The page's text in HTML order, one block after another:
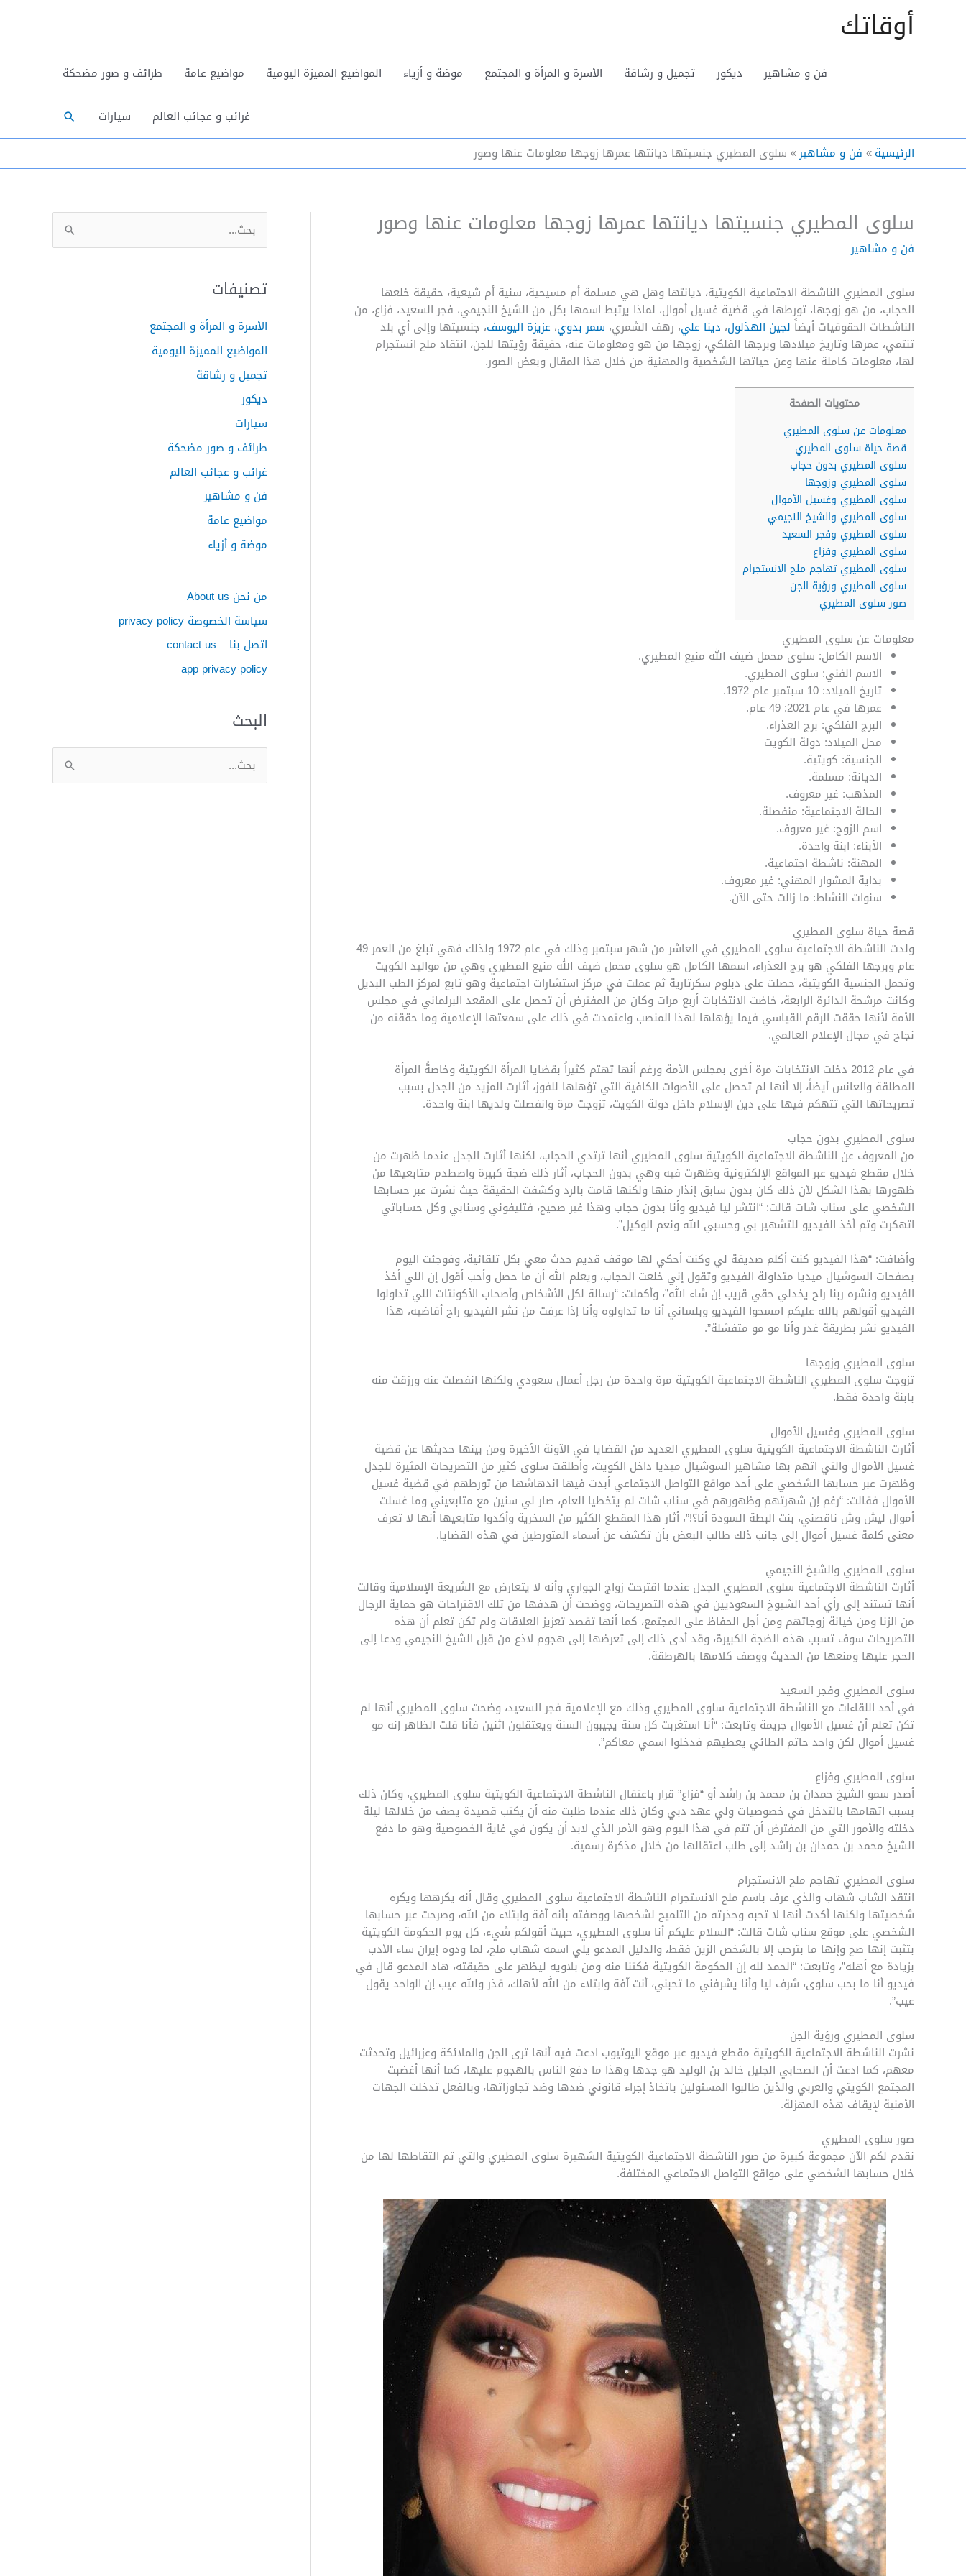
أوقاتك
فن و مشاهير ديكور تجميل و رشاقة الأسرة و المرأة و المجتمع موضة و أزياء المواضيع المميزة اليومية مواضيع عامة طرائف و صور مضحكة
غرائب و عجائب العالم سيارات البحث
الرئيسية فن و مشاهير سلوى المطيري جنسيتها ديانتها عمرها زوجها معلومات عنها وصور
سلوى المطيري جنسيتها ديانتها عمرها زوجها معلومات عنها وصور
فن و مشاهير
سلوى المطيري الناشطة الاجتماعية الكويتية، ديانتها وهل هي مسلمة أم مسيحية، سنية أم شيعية، حقيقة خلعها
الحجاب، من هو زوجها، تورطها في قضية غسيل أموال، لماذا يرتبط اسمها بكل من الشيخ النجيمي، فجر السعيد، فزاع، من
الناشطات الحقوقيات أيضاً لجين الهذلول، دينا علي، رهف الشمري، سمر بدوي، عزيزة اليوسف، جنسيتها وإلى أي بلد
تنتمي، عمرها وتاريخ ميلادها وبرجها الفلكي، زوجها من هو ومعلومات عنه، حقيقة رؤيتها للجن، انتقاد ملح انستجرام
لها، معلومات كاملة عنها وعن حياتها الشخصية والمهنية من خلال هذا المقال وبعض الصور.
محتويات الصفحة
معلومات عن سلوى المطيري
قصة حياة سلوى المطيري
سلوى المطيري بدون حجاب
سلوى المطيري وزوجها
سلوى المطيري وغسيل الأموال
سلوى المطيري والشيخ النجيمي
سلوى المطيري وفجر السعيد
سلوى المطيري وفزاع
سلوى المطيري تهاجم ملح الانستجرام
سلوى المطيري ورؤية الجن
صور سلوى المطيري
معلومات عن سلوى المطيري
الاسم الكامل: سلوى محمل ضيف الله منيع المطيري.
الاسم الفني: سلوى المطيري.
تاريخ الميلاد: 10 سبتمبر عام 1972.
عمرها في عام 2021: 49 عام.
البرج الفلكي: برج العذراء.
محل الميلاد: دولة الكويت
الجنسية: كويتية.
الديانة: مسلمة.
المذهب: غير معروف.
الحالة الاجتماعية: منفصلة.
اسم الزوج: غير معروف.
الأبناء: ابنة واحدة.
المهنة: ناشطة اجتماعية.
بداية المشوار المهني: غير معروف.
سنوات النشاط: ما زالت حتى الآن.
قصة حياة سلوى المطيري
ولدت الناشطة الاجتماعية سلوى المطيري في العاشر من شهر سبتمبر وذلك في عام 1972 ولذلك فهي تبلغ من العمر 49
عام وبرجها الفلكي هو برج العذراء، اسمها الكامل هو سلوى محمل ضيف الله منيع المطيري وهي من مواليد الكويت
وتحمل الجنسية الكويتية، حصلت على دبلوم سكرتارية ثم عملت في مركز استشارات اجتماعية وهو تابع لمركز الطب البديل
وكانت مرشحة الدائرة الرابعة، خاضت الانتخابات أربع مرات وكان من المفترض أن تحصل على المقعد البرلماني في مجلس
الأمة لأنها حققت الرقم القياسي فيما يؤهلها لهذا المنصب واعتمدت في ذلك على سمعتها الإعلامية وما حققته من
نجاح في مجال الإعلام العالمي.
في عام 2012 دخلت الانتخابات مرة أخرى بمجلس الأمة ورغم أنها تهتم كثيراً بقضايا المرأة الكويتية وخاصةً المرأة
المطلقة والعانس أيضاً، إلا أنها لم تحصل على الأصوات الكافية التي تؤهلها للفوز، أثارت المزيد من الجدل بسبب
تصريحاتها التي تتهكم فيها على دين الإسلام داخل دولة الكويت، تزوجت مرة وانفصلت ولديها ابنة واحدة.
سلوى المطيري بدون حجاب
من المعروف عن الناشطة الاجتماعية الكويتية سلوى المطيري أنها ترتدي الحجاب، لكنها أثارت الجدل عندما ظهرت من
خلال مقطع فيديو عبر المواقع الإلكترونية وظهرت فيه وهي بدون الحجاب، أثار ذلك ضجة كبيرة واصطدم متابعيها من
ظهورها بهذا الشكل لأن ذلك كان بدون سابق إنذار منها ولكنها قامت بالرد وكشفت الحقيقة حيث نشرت عبر حسابها
الشخصي على سناب شات قالت: “انتشر ليا فيديو وأنا بدون حجاب وهذا غير صحيح، فتليفوني وسنابي وكل حساباتي
اتهكرت وتم أخذ الفيديو للتشهير بي وحسبي الله ونعم الوكيل”.
وأضافت: “هذا الفيديو كنت أكلم صديقة لي وكنت أحكي لها موقف قديم حدث معي بكل تلقائية، وفوجئت اليوم
بصفحات السوشيال ميديا متداولة الفيديو وتقول إني خلعت الحجاب، ويعلم الله أن ما حصل وأحب أقول إن اللي أخذ
الفيديو ونشره ربنا راح يخدلي حقي قريب إن شاء الله”، وأكملت: “رسالة لكل الأشخاص وأصحاب الأكونتات اللي تداولوا
الفيديو أقولهم بالله عليكم امسحوا الفيديو وبلساني أنا ما تداولوه وأنا إذا عرفت من نشر الفيديو راح أقاضيه، هذا
الفيديو نشر بطريقة غدر وأنا مو مو متفشلة”.
سلوى المطيري وزوجها
تزوجت سلوى المطيري الناشطة الاجتماعية الكويتية مرة واحدة من رجل أعمال سعودي ولكنها انفصلت عنه ورزقت منه
بابنة واحدة فقط.
سلوى المطيري وغسيل الأموال
أثارت الناشطة الاجتماعية الكويتية سلوى المطيري العديد من القضايا في الآونة الأخيرة ومن بينها حديثها عن قضية
غسيل الأموال والتي اتهم بها مشاهير السوشيال ميديا داخل الكويت، وأطلقت سلوى كثير من التصريحات المثيرة للجدل
وظهرت عبر حسابها الشخصي على أحد مواقع التواصل الاجتماعي أبدت فيها اندهاشها من تورطهم في قضية غسيل
الأموال فقالت: “رغم إن شهرتهم وظهورهم في سناب شات لم يتخطيا العام، صار لي سنين مع متابعيني وما غسلت
أموال ليش وش ناقصني، بنت البطة السودة أنا؟!”، أثار هذا المقطع الكثير من السخرية وأكدوا متابعيها أنها لا تعرف
معنى كلمة غسيل أموال إلى جانب ذلك طالب البعض بأن تكشف عن أسماء المتورطين في هذه القضايا.
سلوى المطيري والشيخ النجيمي
أثارت الناشطة الاجتماعية سلوى المطيري الجدل عندما اقترحت زواج الجواري وأنه لا يتعارض مع الشريعة الإسلامية وقالت
أنها تستند إلى رأي أحد الشيوخ السعوديين في هذه التصريحات، ووضحت أن هدفها من تلك الاقتراحات هو حماية الرجال
من الزنا ومن خيانة زوجاتهم ومن أجل الحفاظ على المجتمع، كما أنها تقصد تعزيز العلاقات ولم تكن تعلم أن هذه
التصريحات سوف تسبب هذه الضجة الكبيرة، وقد أدى ذلك إلى تعرضها إلى هجوم لاذع من قبل الشيخ النجيمي ودعا إلى
الحجر عليها ومنعها من الحديث ووصف كلامها بالهرطقة.
سلوى المطيري وفجر السعيد
في أحد اللقاءات مع الناشطة الاجتماعية سلوى المطيري وذلك مع الإعلامية فجر السعيد، وضحت سلوى المطيري أنها لم
تكن تعلم أن غسيل الأموال جريمة وتابعت: “أنا استغربت كل سنة يجيبون السنة ويعتقلون اثنين فأنا قلت الظاهر إنه مو
غسيل أموال لكن واحد حاتم الطائي يعطيهم فدخلوا اسمي معاكم”.
سلوى المطيري وفزاع
أصدر سمو الشيخ حمدان بن محمد بن راشد أو “فزاع” قرار باعتقال الناشطة الاجتماعية الكويتية سلوى المطيري، وكان ذلك
بسبب اتهامها بالتدخل في خصوصيات ولي عهد دبي وكان ذلك عندما طلبت منه أن يكتب قصيدة يصف من خلالها ليلة
دخلته والأمور التي من المفترض أن تتم في هذا اليوم وهو الأمر الذي لابد أن يكون في غاية الخصوصية وهو ما دفع
الشيخ محمد بن حمدان بن راشد إلى طلب اعتقالها من خلال مذكرة رسمية.
سلوى المطيري تهاجم ملح الانستجرام
انتقد الشاب شهاب والذي عرف باسم ملح الانستجرام الناشطة الاجتماعية سلوى المطيري وقال أنه يكرهها ويكره
شخصيتها ولكنها أكدت أنها لا تحبه وحذرته من التلميح لشخصها ووصفته بأنه آفة وابتلاء من الله، وصرحت عبر حسابها
الشخصي على موقع سناب شات قالت: “السلام عليكم أنا سلوى المطيري، حبيت أقولكم شيء، كل يوم الحكومة الكويتية
بتثبت إنها صح وإنها ما بترحب إلا بالشخص الزين فقط، والدليل المدعو يلي اسمه شهاب ملح، لما ودوه إيران ساء الأدب
بزيادة مع أهله”، وتابعت: “الحمد لله إن الحكومة الكويتية فكتنا منه ومن بلاويه ليظهر على حقيقته، هاد المدعو قال في
فيديو أنا ما بحب سلوى، شرف ليا وأنا يشرفني ما تحبني، أنت آفة وابتلاء من الله لأهلك، قذر والله عيب إن الواحد يقول
عيب”.
سلوى المطيري ورؤية الجن
نشرت الناشطة الاجتماعية الكويتية مقطع فيديو عبر موقع اليوتيوب ادعت فيه أنها ترى الجن والملائكة وعزرائيل وتحدثت
معهم، كما ادعت أن الصحابي الجليل خالد بن الوليد هو جدها وهذا ما دفع الناس بالهجوم عليها، كما أنها أغضبت
المجتمع الكويتي والعربي والذين طالبوا المسئولين باتخاذ إجراء قانوني ضدها وضد تجاوزاتها، وبالفعل تدخلت الجهات
الأمنية لإيقاف هذه المهزلة.
صور سلوى المطيري
نقدم لكم الآن مجموعة كبيرة من صور الناشطة الاجتماعية الكويتية الشهيرة سلوى المطيري والتي تم التقاطها لها من
خلال حسابها الشخصي على مواقع التواصل الاجتماعي المختلفة.
ل
ح
ع
ن
:
تصنيفات
الأسرة و المرأة و المجتمع
المواضيع المميزة اليومية
تجميل و رشاقة
ديكور
سيارات
طرائف و صور مضحكة
غرائب و عجائب العالم
فن و مشاهير
مواضيع عامة
موضة و أزياء
من نحن About us
سياسة الخصوصة privacy policy
اتصل بنا – contact us
app privacy policy
البحث
ل